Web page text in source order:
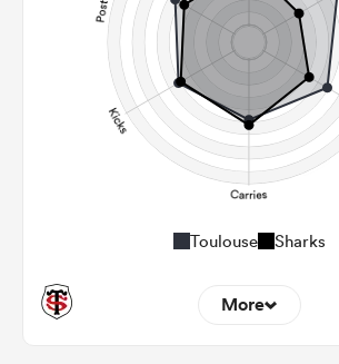
Toulouse Sharks
More